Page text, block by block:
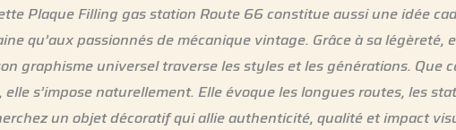
Plaque Filling gas station Route 66 constitue aussi une idée
qu’aux passionnés de mécanique vintage. Grâce à sa
graphisme universel traverse les styles et les générations. Que
elle s’impose naturellement. Elle évoque les longues routes, les
un objet décoratif qui allie authenticité, qualité et impact